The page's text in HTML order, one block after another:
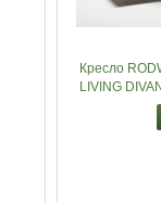
Кресло
LIVING